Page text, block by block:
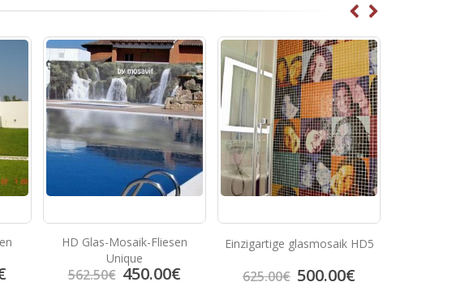
HD Glas-Mosaik-Fliesen
Unique
562.50€ 450.00€
Einzigartige glasmosaik HD5
625.00€ 500.00€